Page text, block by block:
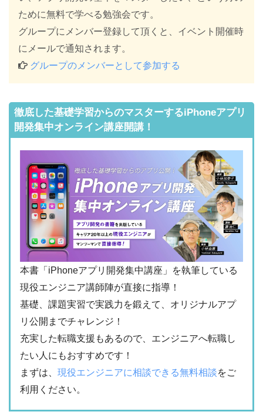
ために無料で学べる勉強会です。
グループにメンバー登録して頂くと、イベント開催時
にメールで通知されます。
グループのメンバーとして参加する
徹底した基礎学習からのマスターするiPhoneアプリ
開発集中オンライン講座開講！
本書「iPhoneアプリ開発集中講座」を執筆している
現役エンジニア講師陣が直接に指導！
基礎、課題実習で実践力を鍛えて、オリジナルアプ
リ公開までチャレンジ！
充実した転職支援もあるので、エンジニアへ転職し
たい人にもおすすめです！
まずは、 現役エンジニアに相談できる無料相談をご
利用ください。